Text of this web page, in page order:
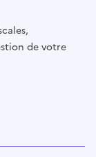
de votre